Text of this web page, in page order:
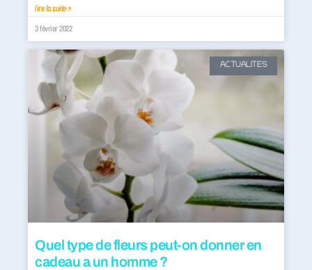
lire la suite »
3 février 2022
ACTUALITES
Quel type de fleurs peut-on donner en
cadeau a un homme ?